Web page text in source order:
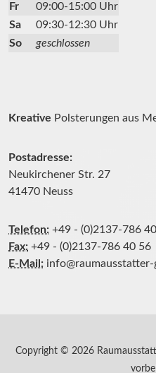
Fr
09:00-15:00 Uhr
Sa
09:30-12:30 Uhr
So
geschlossen
Kreative Polsterungen aus
Postadresse:
Neukirchener Str. 27
41470 Neuss
Telefon: +49 - (0)2137-786
Fax: +49 - (0)2137-786 40 56
E-Mail: info@raumausstatter-
Copyright © 2026